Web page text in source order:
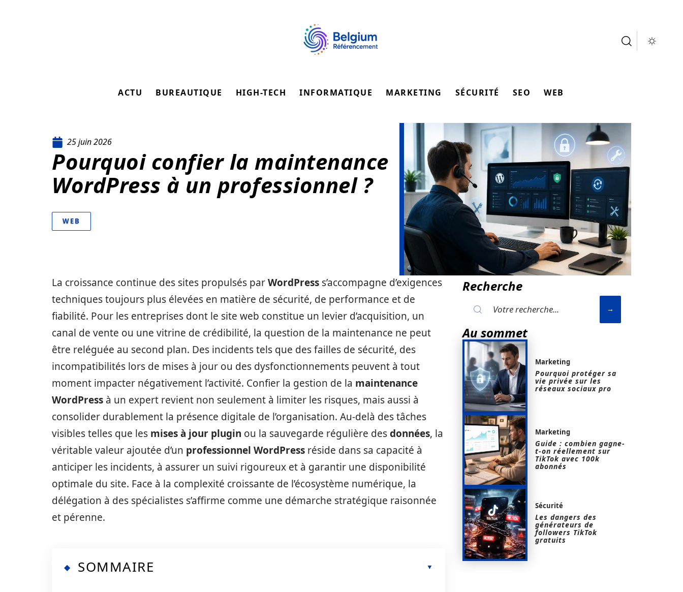
ACTU BUREAUTIQUE HIGH-TECH INFORMATIQUE MARKETING SÉCURITÉ SEO WEB
25 juin 2026
Pourquoi confier la maintenance
WordPress à un professionnel ?
WEB
La croissance continue des sites propulsés parWordPress s’accompagne d’exigences
techniques toujours plus élevées en matière de sécurité, de performance et de
fiabilité. Pour les entreprises dont le site web constitue un levier d’acquisition, un
canal de vente ou une vitrine de crédibilité, la question de la maintenance ne peut
être reléguée au second plan. Des incidents tels que des failles de sécurité, des
incompatibilités lors de mises à jour ou des dysfonctionnements peuvent à tout
moment impacter négativement l’activité. Confier la gestion de la maintenance
WordPress à un expert revient non seulement à limiter les risques, mais aussi à
consolider durablement la présence digitale de l’organisation. Au-delà des tâches
visibles telles que les mises à jour plugin ou la sauvegarde régulière desdonnées, la
véritable valeur ajoutée d’un professionnel WordPress réside dans sa capacité à
anticiper les incidents, à assurer un suivi rigoureux et à garantir une disponibilité
optimale du site. Face à la complexité croissante de l’écosystème numérique, la
délégation à des spécialistes s’affirme comme une démarche stratégique raisonnée
et pérenne.
SOMMAIRE
Recherche
Au sommet
Marketing
Pourquoi protéger sa
vie privée sur les
réseaux sociaux pro
Marketing
Guide : combien gagne-
t-on réellement sur
TikTok avec 100k
abonnés
Sécurité
Les dangers des
générateurs de
followers TikTok
gratuits